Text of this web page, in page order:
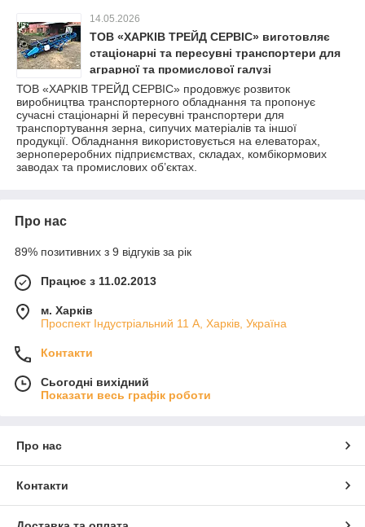
14.05.2026
ТОВ «ХАРКІВ ТРЕЙД СЕРВІС» виготовляє
стаціонарні та пересувні транспортери для
аграрної та промислової галузі
ТОВ «ХАРКІВ ТРЕЙД СЕРВІС» продовжує розвиток
виробництва транспортерного обладнання та пропонує
сучасні стаціонарні й пересувні транспортери для
транспортування зерна, сипучих матеріалів та іншої
продукції. Обладнання використовується на елеваторах,
зернопереробних підприємствах, складах, комбікормових
заводах та промислових об’єктах.
Про нас
89% позитивних з 9 відгуків за рік
Працює з 11.02.2013
м. Харків
Проспект Індустріальний 11 А, Харків, Україна
Контакти
Сьогодні вихідний
Показати весь графік роботи
Про нас
Контакти